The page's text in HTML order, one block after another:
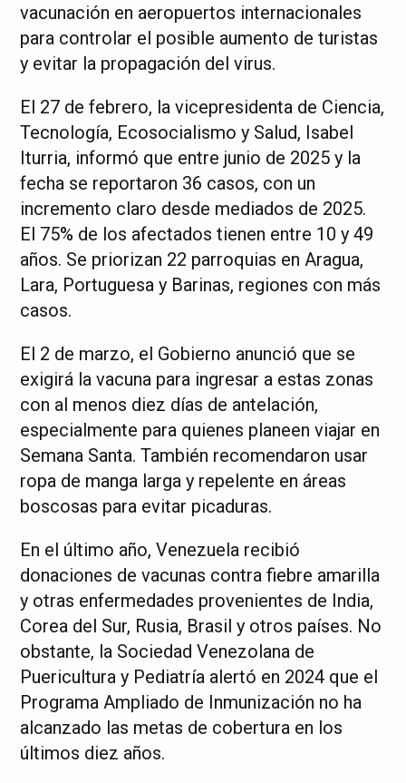
vacunación en aeropuertos internacionales
para controlar el posible aumento de turistas
y evitar la propagación del virus.
El 27 de febrero, la vicepresidenta de Ciencia,
Tecnología, Ecosocialismo y Salud, Isabel
Iturria, informó que entre junio de 2025 y la
fecha se reportaron 36 casos, con un
incremento claro desde mediados de 2025.
El 75% de los afectados tienen entre 10 y 49
años. Se priorizan 22 parroquias en Aragua,
Lara, Portuguesa y Barinas, regiones con más
casos.
El 2 de marzo, el Gobierno anunció que se
exigirá la vacuna para ingresar a estas zonas
con al menos diez días de antelación,
especialmente para quienes planeen viajar en
Semana Santa. También recomendaron usar
ropa de manga larga y repelente en áreas
boscosas para evitar picaduras.
En el último año, Venezuela recibió
donaciones de vacunas contra fiebre amarilla
y otras enfermedades provenientes de India,
Corea del Sur, Rusia, Brasil y otros países. No
obstante, la Sociedad Venezolana de
Puericultura y Pediatría alertó en 2024 que el
Programa Ampliado de Inmunización no ha
alcanzado las metas de cobertura en los
últimos diez años.